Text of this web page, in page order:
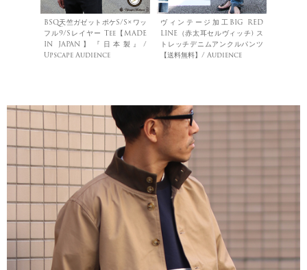
BSQ天竺ガゼットポケS/S×ワッ
フル9/Sレイヤー Tee【MADE
IN JAPAN】『日本製』/
Upscape Audience
ヴィンテージ加工BIG RED
LINE（赤太耳セルヴィッチ) ス
トレッチデニムアンクルパンツ
【送料無料】/ Audience